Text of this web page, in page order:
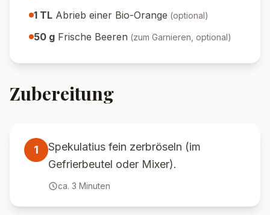
1 TL Abrieb einer Bio-Orange (optional)
50 g Frische Beeren (zum Garnieren, optional)
Zubereitung
1
Spekulatius fein zerbröseln (im
Gefrierbeutel oder Mixer).
ca. 3 Minuten